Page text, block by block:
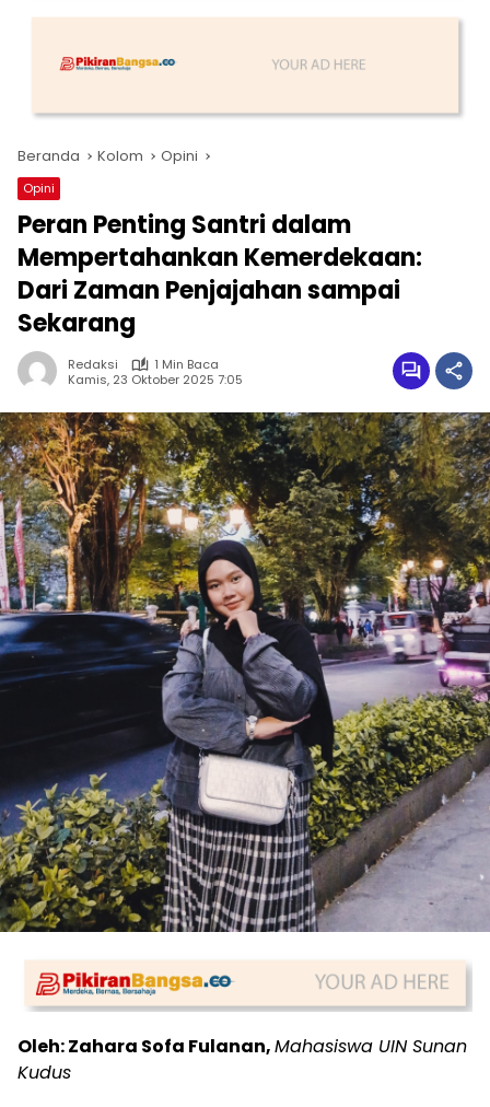
Beranda Kolom Opini
Opini
Peran Penting Santri dalam
Mempertahankan Kemerdekaan:
Dari Zaman Penjajahan sampai
Sekarang
Redaksi
1 Min Baca
Kamis, 23 Oktober 2025 7:05
Oleh: Zahara Sofa Fulanan,Mahasiswa UIN Sunan
Kudus